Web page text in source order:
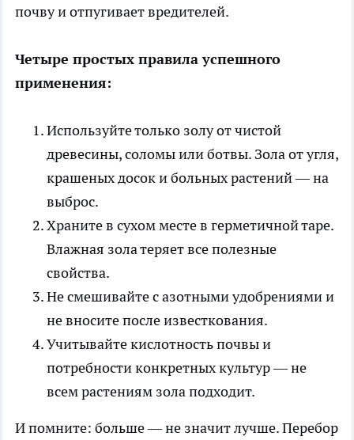
почву и отпугивает вредителей.
Четыре простых правила успешного
применения:
Используйте только золу от чистой
древесины, соломы или ботвы. Зола от угля,
крашеных досок и больных растений — на
выброс.
Храните в сухом месте в герметичной таре.
Влажная зола теряет все полезные
свойства.
Не смешивайте с азотными удобрениями и
не вносите после известкования.
Учитывайте кислотность почвы и
потребности конкретных культур — не
всем растениям зола подходит.
И помните: больше — не значит лучше. Перебор